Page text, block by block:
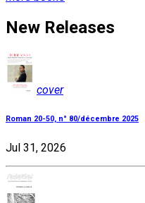
New Releases
cover
Roman 20-50, n° 80/décembre 2025
Jul 31, 2026